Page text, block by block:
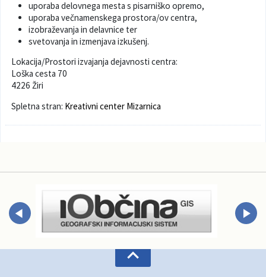
uporaba delovnega mesta s pisarniško opremo,
uporaba večnamenskega prostora/ov centra,
izobraževanja in delavnice ter
svetovanja in izmenjava izkušenj.
Lokacija/Prostori izvajanja dejavnosti centra:
Loška cesta 70
4226 Žiri
Spletna stran: Kreativni center Mizarnica
Videonadzor